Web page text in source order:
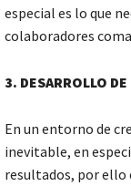
especial es lo que
colaboradores
3. DESARROLLO
En un entorno de
inevitable, en
resultados, por